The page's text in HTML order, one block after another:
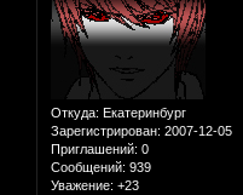
Откуда: Екатеринбург
Зарегистрирован: 2007-12-05
Приглашений: 0
Сообщений: 939
Уважение: +23